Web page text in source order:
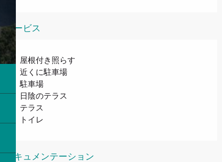
サービス
屋根付き照らす
近くに駐車場
駐車場
日陰のテラス
テラス
トイレ
ドキュメンテーション